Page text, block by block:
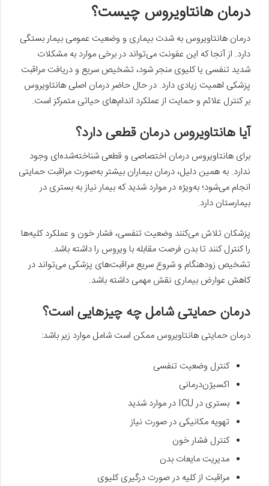
درمان هانتاویروس چیست؟
درمان هانتاویروس به شدت بیماری و وضعیت عمومی بیمار بستگی
دارد. از آنجا که این عفونت می‌تواند در برخی موارد به مشکلات
شدید تنفسی یا کلیوی منجر شود، تشخیص سریع و دریافت مراقبت
پزشکی اهمیت زیادی دارد. در حال حاضر درمان اصلی هانتاویروس
بر کنترل علائم و حمایت از عملکرد اندام‌های حیاتی متمرکز است.
آیا هانتاویروس درمان قطعی دارد؟
برای هانتاویروس درمان اختصاصی و قطعی شناخته‌شده‌ای وجود
ندارد. به همین دلیل، درمان بیماران بیشتر به‌صورت مراقبت حمایتی
انجام می‌شود؛ به‌ویژه در موارد شدید که بیمار نیاز به بستری در
بیمارستان دارد.
پزشکان تلاش می‌کنند وضعیت تنفسی، فشار خون و عملکرد کلیه‌ها
را کنترل کنند تا بدن فرصت مقابله با ویروس را داشته باشد.
تشخیص زودهنگام و شروع سریع مراقبت‌های پزشکی می‌تواند در
کاهش عوارض بیماری نقش مهمی داشته باشد.
درمان حمایتی شامل چه چیزهایی است؟
درمان حمایتی هانتاویروس ممکن است شامل موارد زیر باشد:
کنترل وضعیت تنفسی
اکسیژن‌درمانی
بستری در ICU در موارد شدید
تهویه مکانیکی در صورت نیاز
کنترل فشار خون
مدیریت مایعات بدن
مراقبت از کلیه در صورت درگیری کلیوی